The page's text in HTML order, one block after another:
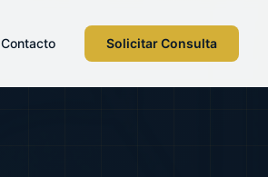
Contacto Solicitar Consulta